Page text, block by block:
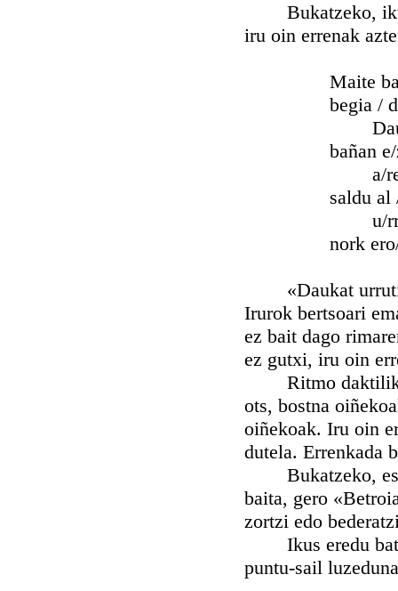
Bukatzeko,
iru oin errenak
Maite bat /
begia / du
Dau/kat
bañan e/zin
a/ren
saldu al /
u/
nork ero/si
«Daukat urruti»
Irurok bertsoari
ez bait dago
ez gutxi, iru oin
Ritmo daktiliko-
ots, bostna
oiñekoak. Iru oin
dutela. Errenkada
Bukatzeko,
baita, gero
zortzi edo
Ikus eredu bat,
puntu-sail